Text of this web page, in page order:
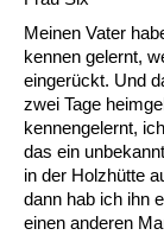
Meinen Vater
kennen gelernt,
eingerückt. Und
zwei Tage
kennengelernt,
das ein
in der Holzhütte
dann hab ich ihn
einen anderen